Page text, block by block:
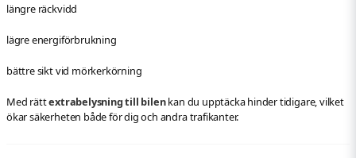
längre räckvidd
lägre energiförbrukning
bättre sikt vid mörkerkörning
Med rättextrabelysning till bilenkan du upptäcka hinder tidigare, vilket
ökar säkerheten både för dig och andra trafikanter.